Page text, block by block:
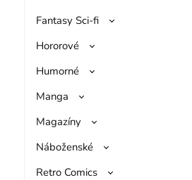
Fantasy Sci-fi
Hororové
Humorné
Manga
Magazíny
Náboženské
Retro Comics